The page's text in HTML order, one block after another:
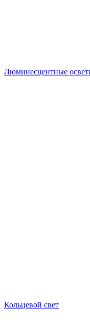
Люминесцентные
Кольцевой свет